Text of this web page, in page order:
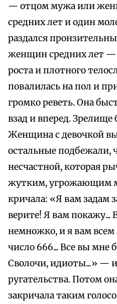
— отцом мужа или
средних лет и один
раздался
женщин средних лет —
роста и плотного
повалилась на пол и
громко реветь. Она
взад и вперед.
Женщина с девочкой
остальные подбежали,
несчастной, которая
жутким, угрожающим
кричала: «Я вам задам
верите! Я вам покажу...
немножко, и я вам всем
число 666... Все вы мне
Сволочи, идиоты...» —
ругательства. Потом
закричала таким